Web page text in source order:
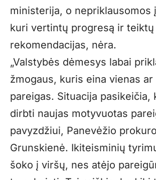
ministerija, o nepriklausomos
kuri vertintų progresą ir teiktų
rekomendacijas, nėra.
„Valstybės dėmesys labai
žmogaus, kuris eina vienas ar
pareigas. Situacija pasikeičia,
dirbti naujas motyvuotas
pavyzdžiui, Panevėžio
Grunskienė. Ikiteisminių
šoko į viršų, nes atėjo